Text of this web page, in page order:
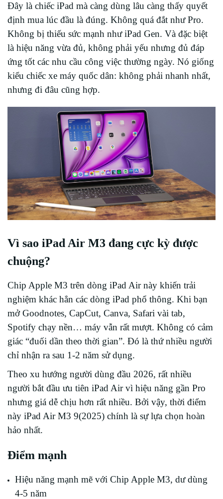
Đây là chiếc iPad mà càng dùng lâu càng thấy quyết
định mua lúc đầu là đúng. Không quá đắt như Pro.
Không bị thiếu sức mạnh như iPad Gen. Và đặc biệt
là hiệu năng vừa đủ, không phải yếu nhưng đủ đáp
ứng tốt các nhu cầu công việc thường ngày. Nó giống
kiểu chiếc xe máy quốc dân: không phải nhanh nhất,
nhưng đi đâu cũng hợp.
Vì sao iPad Air M3 đang cực kỳ được
chuộng?
Chip Apple M3 trên dòng iPad Air này khiến trải
nghiệm khác hẳn các dòng iPad phổ thông. Khi bạn
mở Goodnotes, CapCut, Canva, Safari vài tab,
Spotify chạy nền… máy vẫn rất mượt. Không có cảm
giác “đuối dần theo thời gian”. Đó là thứ nhiều người
chỉ nhận ra sau 1-2 năm sử dụng.
Theo xu hướng người dùng đầu 2026, rất nhiều
người bắt đầu ưu tiên iPad Air vì hiệu năng gần Pro
nhưng giá dễ chịu hơn rất nhiều. Bởi vậy, thời điểm
này iPad Air M3 9(2025) chính là sự lựa chọn hoàn
hảo nhất.
Điểm mạnh
Hiệu năng mạnh mẽ với Chip Apple M3, dư dùng
4-5 năm